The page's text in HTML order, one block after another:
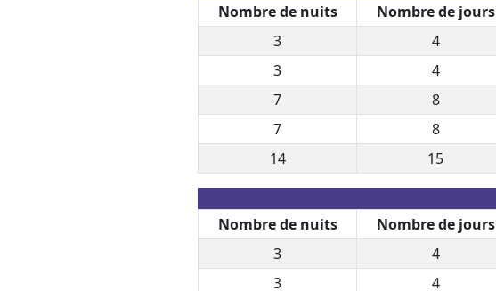
Nombre de nuits Nombre de jours
3
4
3
4
7
8
7
8
14
15
Nombre de nuits Nombre de jours
3
4
3
4